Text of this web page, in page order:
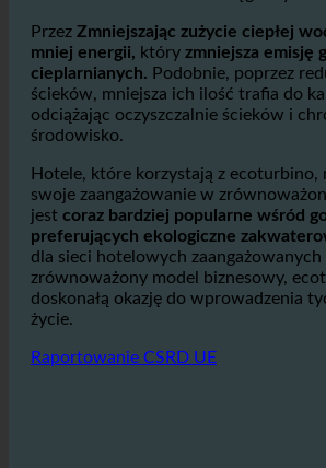
środowisko i obniża ślad węglowy
PrzezZmniejszając zużycie ciepłej
mniej energii,któryzmniejsza emisję
cieplarnianych.Podobnie, poprzez
ścieków, mniejsza ich ilość trafia do
środowisko.
Hotele, które korzystają z ecoturbino,
swoje zaangażowanie w
jestcoraz bardziej popularne wśród
preferujących ekologiczne
dla sieci hotelowych zaangażowanych
zrównoważony model biznesowy,
życie.